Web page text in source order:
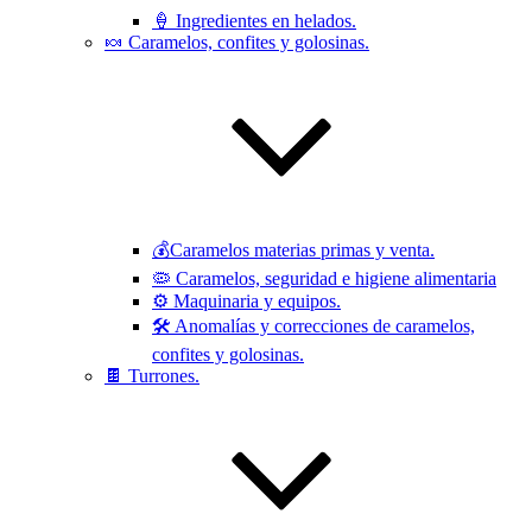
🍦 Ingredientes en helados.
🍬 Caramelos, confites y golosinas.
💰Caramelos materias primas y venta.
🦠 Caramelos, seguridad e higiene alimentaria
⚙️ Maquinaria y equipos.
🛠 Anomalías y correcciones de caramelos,
confites y golosinas.
🍫 Turrones.